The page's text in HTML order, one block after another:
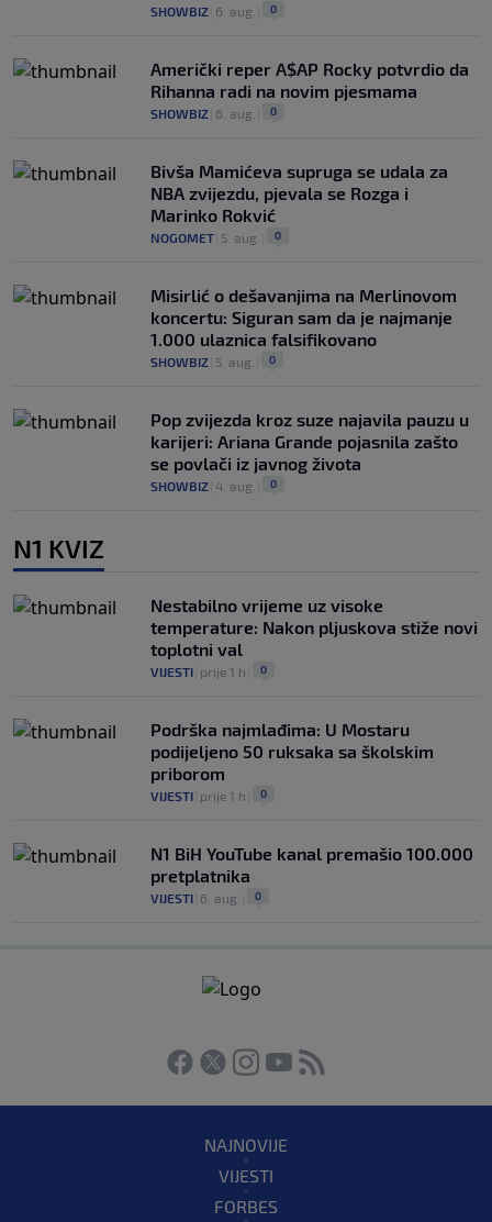
SHOWBIZ 6. aug. 0
Američki reper A$AP Rocky potvrdio da
Rihanna radi na novim pjesmama
SHOWBIZ 6. aug. 0
Bivša Mamićeva supruga se udala za
NBA zvijezdu, pjevala se Rozga i
Marinko Rokvić
NOGOMET 5. aug. 0
Misirlić o dešavanjima na Merlinovom
koncertu: Siguran sam da je najmanje
1.000 ulaznica falsifikovano
SHOWBIZ 5. aug. 0
Pop zvijezda kroz suze najavila pauzu u
karijeri: Ariana Grande pojasnila zašto
se povlači iz javnog života
SHOWBIZ 4. aug. 0
N1 KVIZ
Nestabilno vrijeme uz visoke
temperature: Nakon pljuskova stiže novi
toplotni val
VIJESTI prije 1 h 0
Podrška najmlađima: U Mostaru
podijeljeno 50 ruksaka sa školskim
priborom
VIJESTI prije 1 h 0
N1 BiH YouTube kanal premašio 100.000
pretplatnika
VIJESTI 6. aug. 0
NAJNOVIJE
VIJESTI
FORBES